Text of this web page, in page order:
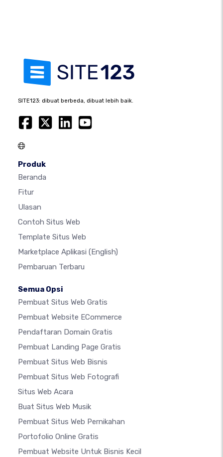
SITE123: dibuat berbeda, dibuat lebih baik.
Produk
Beranda
Fitur
Ulasan
Contoh Situs Web
Template Situs Web
Marketplace Aplikasi (English)
Pembaruan Terbaru
Semua Opsi
Pembuat Situs Web Gratis
Pembuat Website ECommerce
Pendaftaran Domain Gratis
Pembuat Landing Page Gratis
Pembuat Situs Web Bisnis
Pembuat Situs Web Fotografi
Situs Web Acara
Buat Situs Web Musik
Pembuat Situs Web Pernikahan
Portofolio Online Gratis
Pembuat Website Untuk Bisnis Kecil